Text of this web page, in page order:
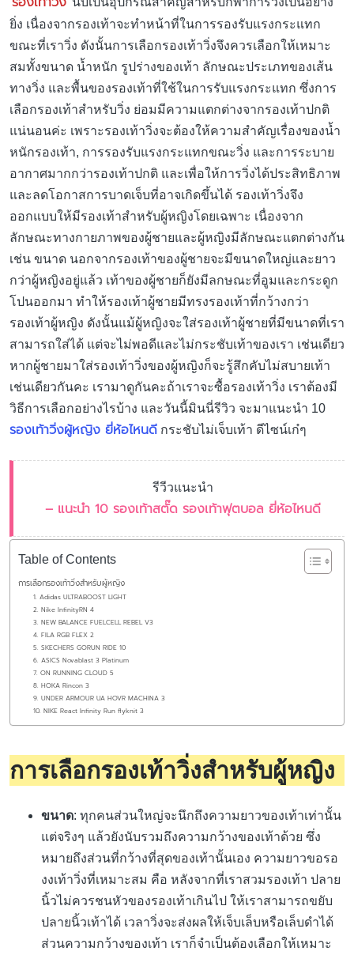
ยิ่ง เนื่องจากรองเท้าจะทำหน้าที่ในการรองรับแรงกระแทก
ขณะที่เราวิ่ง ดังนั้นการเลือกรองเท้าวิ่งจึงควรเลือกให้เหมาะ
สมทั้งขนาด น้ำหนัก รูปร่างของเท้า ลักษณะประเภทของเส้น
ทางวิ่ง และพื้นของรองเท้าที่ใช้ในการรับแรงกระแทก ซึ่งการ
เลือกรองเท้าสำหรับวิ่ง ย่อมมีความแตกต่างจากรองเท้าปกติ
แน่นอนค่ะ เพราะรองเท้าวิ่งจะต้องให้ความสำคัญเรื่องของน้ำ
หนักรองเท้า, การรองรับแรงกระแทกขณะวิ่ง และการระบาย
อากาศมากกว่ารองเท้าปกติ และเพื่อให้การวิ่งได้ประสิทธิภาพ
และลดโอกาสการบาดเจ็บที่อาจเกิดขึ้นได้ รองเท้าวิ่งจึง
ออกแบบให้มีรองเท้าสำหรับผู้หญิงโดยเฉพาะ เนื่องจาก
ลักษณะทางกายภาพของผู้ชายและผู้หญิงมีลักษณะแตกต่างกัน
เช่น ขนาด นอกจากรองเท้าของผู้ชายจะมีขนาดใหญ่และยาว
กว่าผู้หญิงอยู่แล้ว เท้าของผู้ชายก็ยังมีลกษณะที่อูมและกระดูก
โปนออกมา ทำให้รองเท้าผู้ชายมีทรงรองเท้าที่กว้างกว่า
รองเท้าผู้หญิง ดังนั้นแม้ผู้หญิงจะใส่รองเท้าผู้ชายที่มีขนาดที่เรา
สามารถใส่ได้ แต่จะไม่พอดีและไม่กระชับเท้าของเรา เช่นเดียว
หากผู้ชายมาใส่รองเท้าวิ่งของผู้หญิงก็จะรู้สึกคับไม่สบายเท้า
เช่นเดียวกันคะ เรามาดูกันคะถ้าเราจะซื้อรองเท้าวิ่ง เราต้องมี
วิธีการเลือกอย่างไรบ้าง และวันนี้มินนี่รีวิว จะมาแนะนำ 10
รองเท้าวิ่งผู้หญิง ยี่ห้อไหนดี กระชับไม่เจ็บเท้า ดีไซน์เก๋ๆ
รีวีวแนะนำ
– แนะนำ 10 รองเท้าสตั๊ด รองเท้าฟุตบอล ยี่ห้อไหนดี
Table of Contents
การเลือกรองเท้าวิ่งสำหรับผู้หญิง
1. Adidas ULTRABOOST LIGHT
2. Nike InfinityRN 4
3. NEW BALANCE FUELCELL REBEL V3
4. FILA RGB FLEX 2
5. SKECHERS GORUN RIDE 10
6. ASICS Novablast 3 Platinum
7. ON RUNNING CLOUD 5
8. HOKA Rincon 3
9. UNDER ARMOUR UA HOVR MACHINA 3
10. NIKE React Infinity Run flyknit 3
การเลือกรองเท้าวิ่งสำหรับผู้หญิง
ขนาด: ทุกคนส่วนใหญ่จะนึกถึงความยาวของเท้าเท่านั้น
แต่จริงๆ แล้วยังนับรวมถึงความกว้างของเท้าด้วย ซึ่ง
หมายถึงส่วนที่กว้างที่สุดของเท้านั้นเอง ความยาวขอรอ
งงเท้าวิ่งที่เหมาะสม คือ หลังจากที่เราสวมรองเท้า ปลาย
นิ้วไม่ควรชนหัวของรองเท้าเกินไป ให้เราสามารถขยับ
ปลายนิ้วเท้าได้ เวลาวิ่งจะส่งผลให้เจ็บเล็บหรือเล็บดำได้
ส่วนความกว้างของเท้า เราก็จำเป็นต้องเลือกให้เหมาะ